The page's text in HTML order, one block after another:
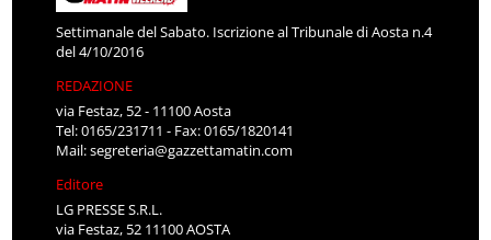
Settimanale del Sabato. Iscrizione al Tribunale di Aosta n.4
del 4/10/2016
REDAZIONE
via Festaz, 52 - 11100 Aosta
Tel: 0165/231711 - Fax: 0165/1820141
Mail:segreteria@gazzettamatin.com
Editore
LG PRESSE S.R.L.
via Festaz, 52 11100 AOSTA